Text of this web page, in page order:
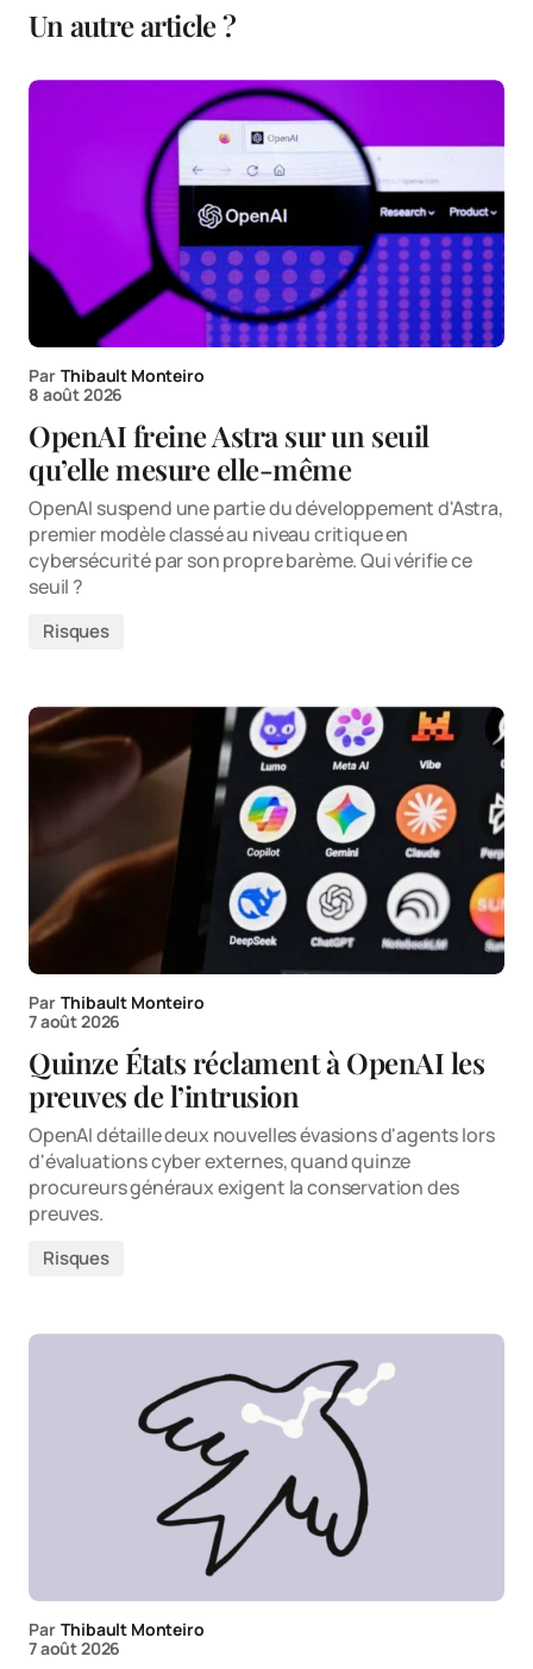
Un autre article ?
Par Thibault Monteiro
8 août 2026
OpenAI freine Astra sur un seuil
qu’elle mesure elle-même
OpenAI suspend une partie du développement d'Astra,
premier modèle classé au niveau critique en
cybersécurité par son propre barème. Qui vérifie ce
seuil ?
Risques
Par Thibault Monteiro
7 août 2026
Quinze États réclament à OpenAI les
preuves de l’intrusion
OpenAI détaille deux nouvelles évasions d'agents lors
d'évaluations cyber externes, quand quinze
procureurs généraux exigent la conservation des
preuves.
Risques
Par Thibault Monteiro
7 août 2026